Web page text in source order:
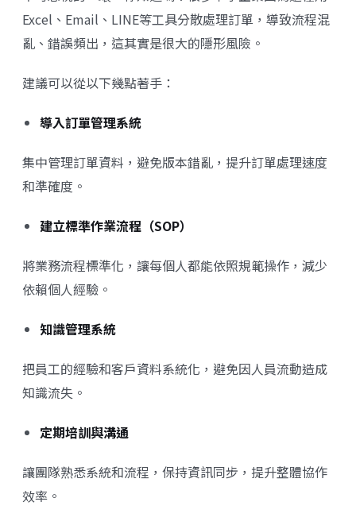
Excel、Email、LINE等工具分散處理訂單，導致流程混
亂、錯誤頻出，這其實是很大的隱形風險。
建議可以從以下幾點著手：
導入訂單管理系統
集中管理訂單資料，避免版本錯亂，提升訂單處理速度
和準確度。
建立標準作業流程（SOP）
將業務流程標準化，讓每個人都能依照規範操作，減少
依賴個人經驗。
知識管理系統
把員工的經驗和客戶資料系統化，避免因人員流動造成
知識流失。
定期培訓與溝通
讓團隊熟悉系統和流程，保持資訊同步，提升整體協作
效率。